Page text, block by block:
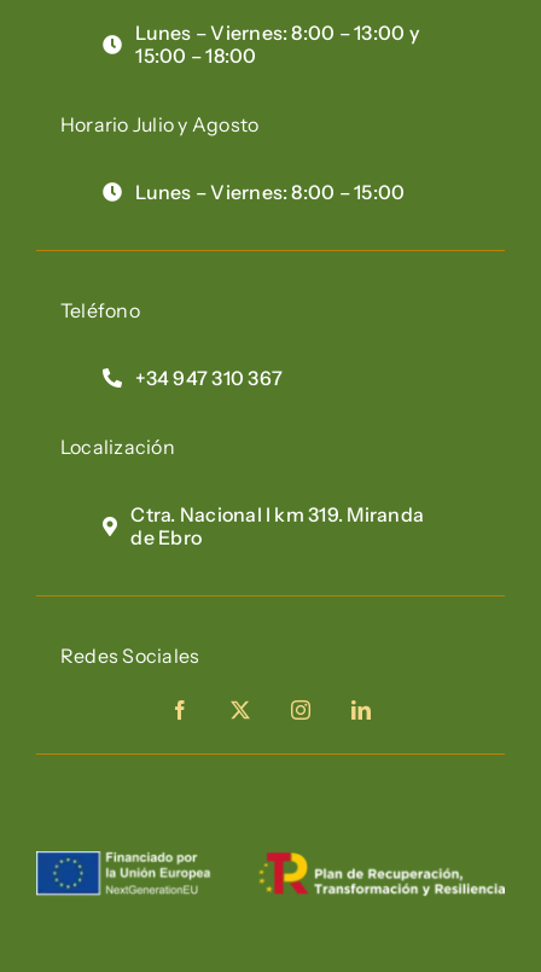
Lunes – Viernes: 8:00 – 13:00 y
15:00 – 18:00
Horario Julio y Agosto
Lunes – Viernes: 8:00 – 15:00
Teléfono
+34 947 310 367
Localización
Ctra. Nacional I km 319. Miranda
de Ebro
Redes Sociales